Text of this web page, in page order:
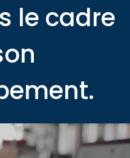
le cadre